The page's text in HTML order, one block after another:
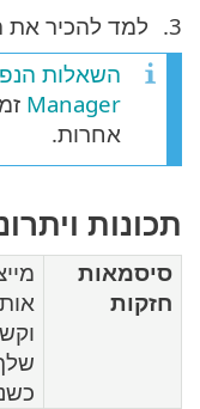
למד להכיר את
Manager
אחרות.
תכונות
סיסמאות
חזקות